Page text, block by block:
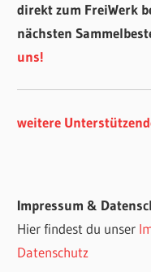
direkt zum FreiWerk
nächsten
uns!
weitere
Impressum &
Hier findest du unser
Datenschutz